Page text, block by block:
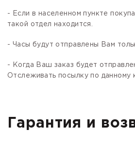
- Если в населенном пункте
такой отдел находится.
- Часы будут отправлены Вам
- Когда Ваш заказ будет
Отслеживать посылку по данному
Гарантия и